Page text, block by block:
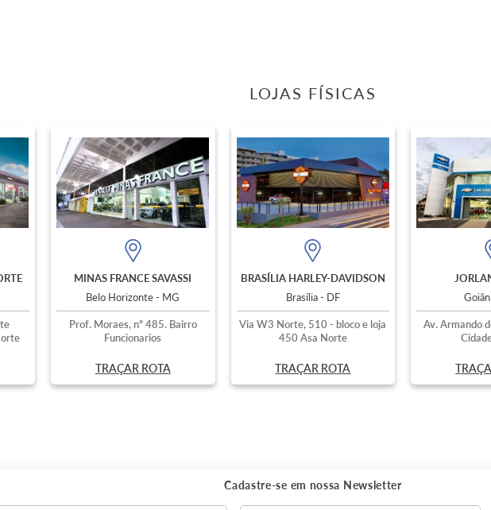
LOJAS FÍSICAS
MINAS FRANCE SAVASSI
Belo Horizonte - MG
Prof. Moraes, nº 485. Bairro
Funcionarios
TRAÇAR ROTA
BRASÍLIA HARLEY-DAVIDSON
Brasília - DF
Via W3 Norte, 510 - bloco e loja
450 Asa Norte
TRAÇAR ROTA
Av. Armando
Cadastre-se em nossa Newsletter